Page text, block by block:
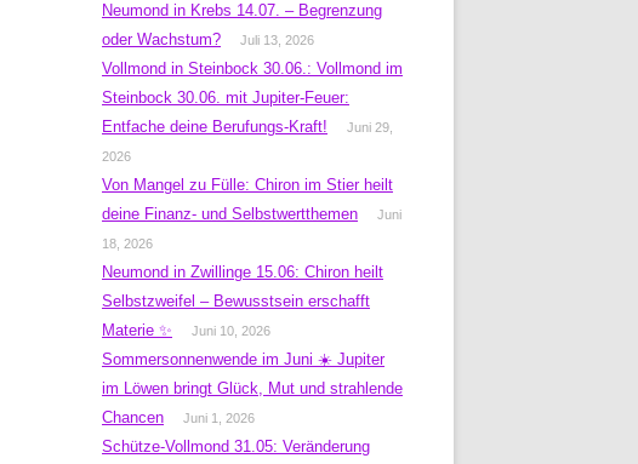
Neumond in Krebs 14.07. – Begrenzung
oder Wachstum?
Juli 13, 2026
Vollmond in Steinbock 30.06.: Vollmond im
Steinbock 30.06. mit Jupiter-Feuer:
Entfache deine Berufungs-Kraft!
Juni 29,
2026
Von Mangel zu Fülle: Chiron im Stier heilt
deine Finanz- und Selbstwertthemen
Juni
18, 2026
Neumond in Zwillinge 15.06: Chiron heilt
Selbstzweifel – Bewusstsein erschafft
Materie ✨
Juni 10, 2026
Sommersonnenwende im Juni ☀️ Jupiter
im Löwen bringt Glück, Mut und strahlende
Chancen
Juni 1, 2026
Schütze-Vollmond 31.05: Veränderung